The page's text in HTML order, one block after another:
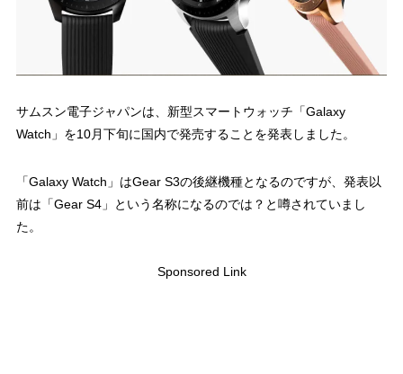
サムスン電子ジャパンは、新型スマートウォッチ「Galaxy
Watch」を10月下旬に国内で発売することを発表しました。
「Galaxy Watch」はGear S3の後継機種となるのですが、発表以
前は「Gear S4」という名称になるのでは？と噂されていまし
た。
Sponsored Link